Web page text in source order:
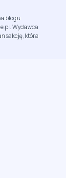
blogu
Wydawca
która